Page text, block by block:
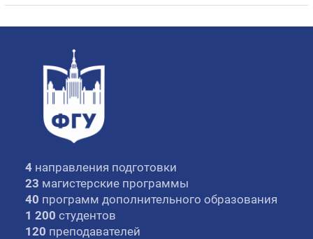
4 направления подготовки
23 магистерские программы
40 программ дополнительного образования
1 200 студентов
120 преподавателей